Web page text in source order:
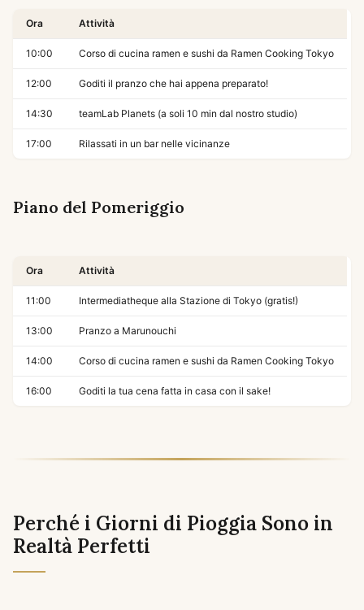
Ora Attività
10:00 Corso di cucina ramen e sushi da Ramen Cooking Tokyo
12:00 Goditi il pranzo che hai appena preparato!
14:30 teamLab Planets (a soli 10 min dal nostro studio)
17:00 Rilassati in un bar nelle vicinanze
Piano del Pomeriggio
Ora Attività
11:00 Intermediatheque alla Stazione di Tokyo (gratis!)
13:00 Pranzo a Marunouchi
14:00 Corso di cucina ramen e sushi da Ramen Cooking Tokyo
16:00 Goditi la tua cena fatta in casa con il sake!
Perché i Giorni di Pioggia Sono in
Realtà Perfetti